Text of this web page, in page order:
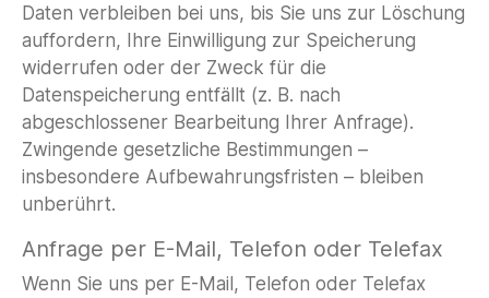
Daten verbleiben bei uns, bis Sie uns zur Löschung
auffordern, Ihre Einwilligung zur Speicherung
widerrufen oder der Zweck für die
Datenspeicherung entfällt (z. B. nach
abgeschlossener Bearbeitung Ihrer Anfrage).
Zwingende gesetzliche Bestimmungen –
insbesondere Aufbewahrungsfristen – bleiben
unberührt.
Anfrage per E-Mail, Telefon oder Telefax
Wenn Sie uns per E-Mail, Telefon oder Telefax